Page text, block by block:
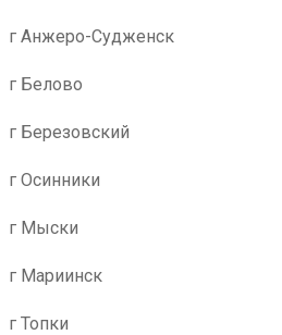
г Анжеро-Судженск
г Белово
г Березовский
г Осинники
г Мыски
г Мариинск
г Топки